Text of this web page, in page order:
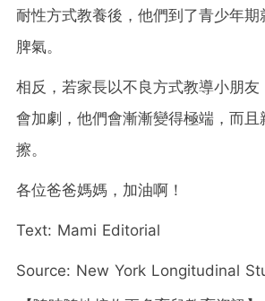
耐性方式教養後，他們到了青少年
脾氣。
相反，若家長以不良方式教導小朋
會加劇，他們會漸漸變得極端，而且
擦。
各位爸爸媽媽，加油啊！
Text: Mami Editorial
Source: New York Longitudinal